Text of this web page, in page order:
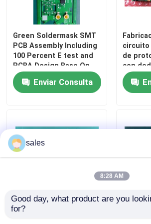
Asamblea médica del PWB
Asamblea flexible del PWB
Asamblea del PWB de SMT
PCBs metálicos
Las demás:
Green Soldermask SMT
PCB Assembly Including
100 Percent E test and
PCBA Design Base On
Your Request Providing
Electronic Component
Mounting
Enviar Consulta
circuito
de
con
Producción de placas de
sales
8:28 AM
Good day, what product are you
for?